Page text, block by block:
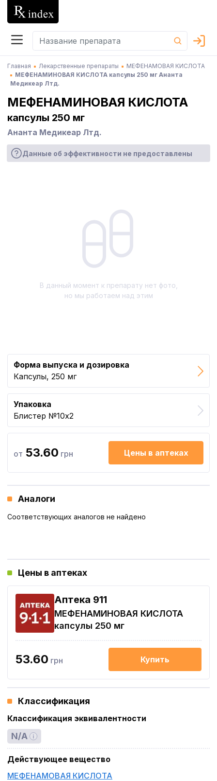
Главная Лекарственные препараты
МЕФЕНАМОВАЯ КИСЛОТА
МЕФЕНАМИНОВАЯ КИСЛОТА капсулы 250 мг Ананта
Медикеар Лтд.
МЕФЕНАМИНОВАЯ КИСЛОТА
капсулы 250 мг
Ананта Медикеар Лтд.
Данные об эффективности не предоставлены
В данный момент к препарату нет фото,
но мы работаем над этим
Форма выпуска и дозировка
Капсулы, 250 мг
Упаковка
Блистер №10x2
от 53.60 грн Цены в аптеках
Аналоги
Соответствующих аналогов не найдено
Цены в аптеках
Aптека 911
МЕФЕНАМИНОВАЯ КИСЛОТА
капсулы 250 мг
53.60 грн Купить
Классификация
Классификация эквивалентности
N/A
Действующее вещество
МЕФЕНАМОВАЯ КИСЛОТА